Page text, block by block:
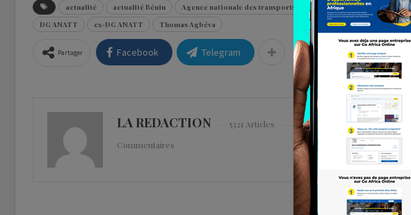
actualité actualité Bénin Agence nationale des transports terrestres ANATT Bénin
DG ANATT
ex-DG ANATT Thomas Agbéva
Partager Facebook Telegram
LA REDACTION 5321 Articles
0
Commentaires